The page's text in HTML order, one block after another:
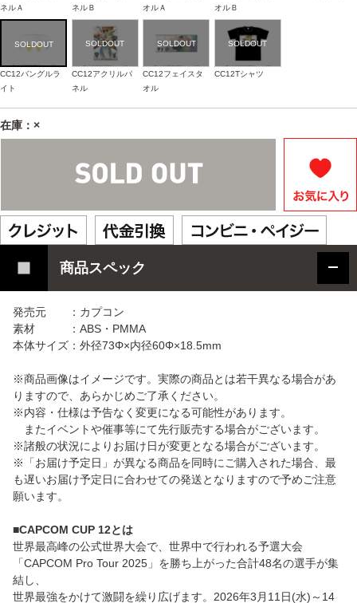
ネルＡ
ネルＢ
オルＡ
オルＢ
CC12バングルラ
イト
CC12アクリルパ
ネル
CC12フェイスタ
オル
CC12Tシャツ
在庫：×
商品スペック
発売元 ：カプコン
素材 ：ABS・PMMA
本体サイズ：外径73Φ×内径60Φ×18.5mm
※商品画像はイメージです。実際の商品とは若干異なる場合があ
りますので、あらかじめご了承ください。
※内容・仕様は予告なく変更になる可能性があります。
またイベントや催事等にて先行販売する場合がございます。
※諸般の状況によりお届け日が変更となる場合がございます。
※「お届け予定日」が異なる商品を同時にご購入された場合、最
も遅いお届け予定日に合わせての発送となりますので予めご注意
願います。
■CAPCOM CUP 12とは
世界最高峰の公式世界大会で、世界中で行われる予選大会
「CAPCOM Pro Tour 2025」を勝ち上がった合計48名の選手が集
結し、
世界最強をかけて激闘を繰り広げます。2026年3月11日(水)～14